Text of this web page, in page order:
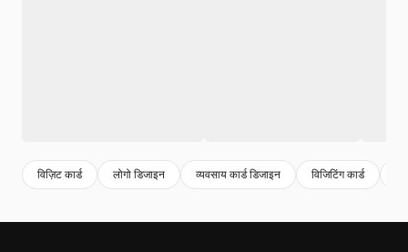
विज़िट कार्ड लोगो डिजाइन व्यवसाय कार्ड डिजाइन विजिटिंग कार्ड